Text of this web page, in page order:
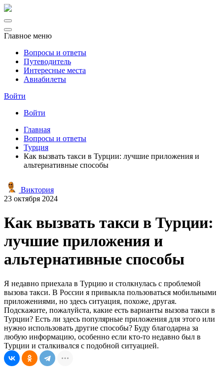
Главное меню
Вопросы и ответы
Путеводитель
Интересные места
Авиабилеты
Войти
Войти
Главная
Вопросы и ответы
Турция
Как вызвать такси в Турции: лучшие приложения и
альтернативные способы
Виктория
23 октября 2024
Как вызвать такси в Турции:
лучшие приложения и
альтернативные способы
Я недавно приехала в Турцию и столкнулась с проблемой
вызова такси. В России я привыкла пользоваться мобильными
приложениями, но здесь ситуация, похоже, другая.
Подскажите, пожалуйста, какие есть варианты вызова такси в
Турции? Есть ли здесь популярные приложения для этого или
нужно использовать другие способы? Буду благодарна за
любую информацию, особенно если кто-то недавно был в
Турции и сталкивался с подобной ситуацией.